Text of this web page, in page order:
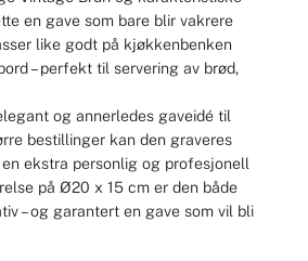
en gave som bare blir vakrere
like godt på kjøkkenbenken
– perfekt til servering av brød,
og annerledes gaveidé til
bestillinger kan den graveres
ekstra personlig og profesjonell
på Ø20 x 15 cm er den både
– og garantert en gave som vil bli